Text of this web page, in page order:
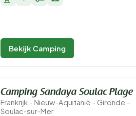
Bekijk Camping
Camping Sandaya Soulac Plage
Frankrijk - Nieuw-Aquitanië - Gironde -
Soulac-sur-Mer